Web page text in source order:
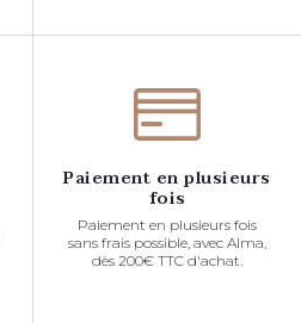
Paiement en plusieurs
fois
Paiement en plusieurs fois
sans frais possible, avec Alma,
dès 200€ TTC d'achat.